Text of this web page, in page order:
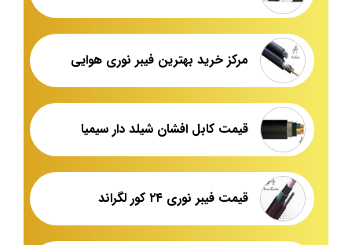
مرکز خرید بهترین فیبر نوری هوایی
قیمت کابل افشان شیلد دار سیمیا
قیمت فیبر نوری ۲۴ کور لگراند